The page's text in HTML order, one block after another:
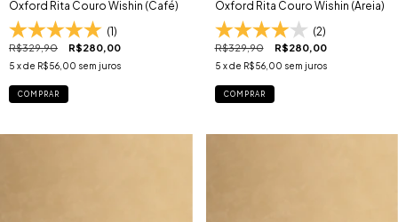
Oxford Rita Couro Wishin (Café)
(1)
R$329,90 R$280,00
5 x de R$56,00 sem juros
COMPRAR
Oxford Rita Couro Wishin (Areia)
(2)
R$329,90 R$280,00
5 x de R$56,00 sem juros
COMPRAR